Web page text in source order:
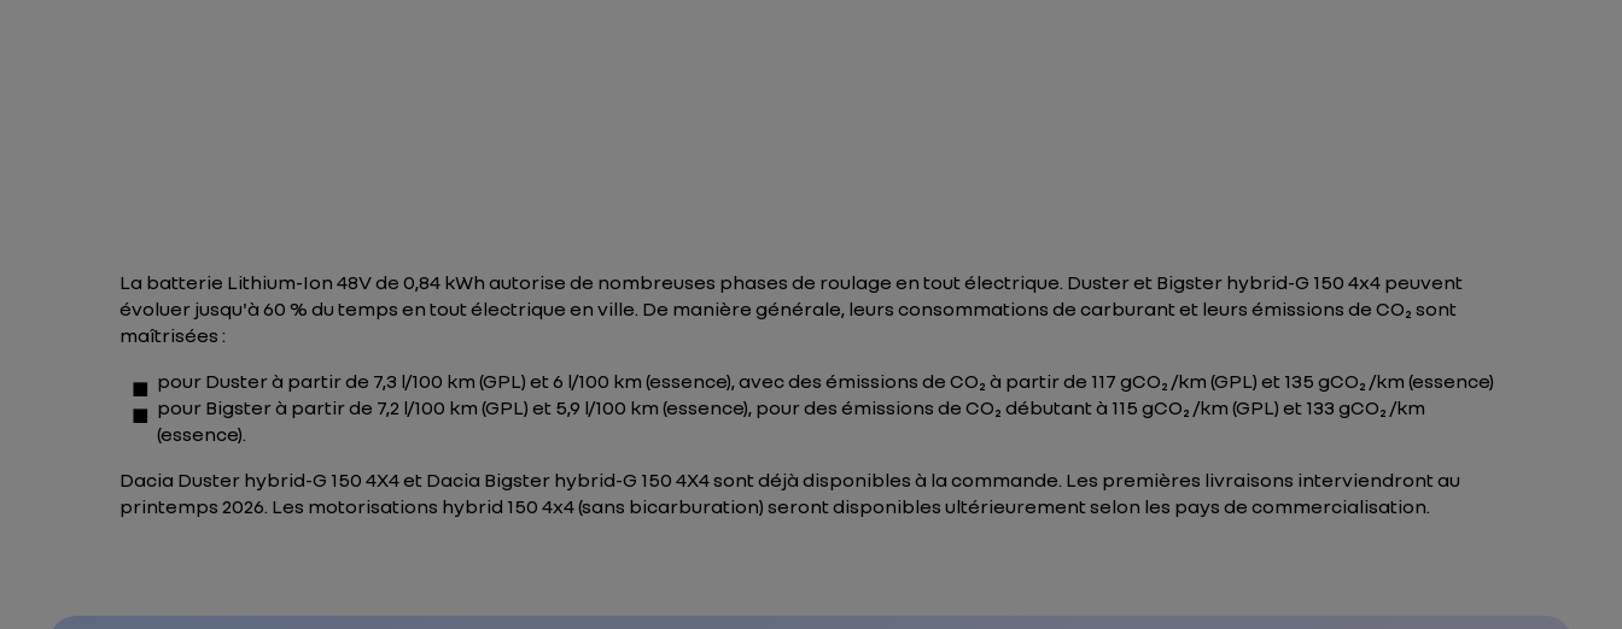
La batterie Lithium-Ion 48V de 0,84 kWh autorise de nombreuses phases de roulage en tout électrique. Duster et Bigster hybrid-G 150 4x4 peuvent
évoluer jusqu'à 60 % du temps en tout électrique en ville. De manière générale, leurs consommations de carburant et leurs émissions de CO₂ sont
maîtrisées :
pour Duster à partir de 7,3 l/100 km (GPL) et 6 l/100 km (essence), avec des émissions de CO₂ à partir de 117 gCO₂ /km (GPL) et 135 gCO₂ /km (essence)
pour Bigster à partir de 7,2 l/100 km (GPL) et 5,9 l/100 km (essence), pour des émissions de CO₂ débutant à 115 gCO₂ /km (GPL) et 133 gCO₂ /km
(essence).
Dacia Duster hybrid-G 150 4X4 et Dacia Bigster hybrid-G 150 4X4 sont déjà disponibles à la commande. Les premières livraisons interviendront au
printemps 2026. Les motorisations hybrid 150 4x4 (sans bicarburation) seront disponibles ultérieurement selon les pays de commercialisation.